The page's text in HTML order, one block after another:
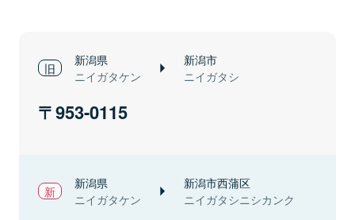
新潟県
ニイガタケン
新潟市
ニイガタシ
953-0115
新潟県
ニイガタケン
新潟市西蒲区
ニイガタシニシカンク